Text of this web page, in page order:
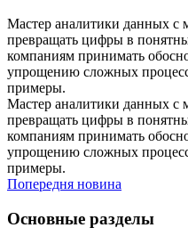
Мастер аналитики данных с
превращать цифры в
компаниям принимать
упрощению сложных
примеры.
Мастер аналитики данных с
превращать цифры в
компаниям принимать
упрощению сложных
примеры.
Попередня новина
Основные разделы